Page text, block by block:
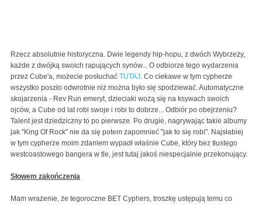
Rzecz absolutnie historyczna. Dwie legendy hip-hopu, z dwóch Wybrzeży,
każde z dwójką swoich rapujących synów... O odbiorze tego wydarzenia
przez Cube'a, możecie posłuchać TUTAJ. Co ciekawe w tym cypherze
wszystko poszło odwrotnie niż można było się spodziewać. Automatyczne
skojarzenia - Rev Run emeryt, dzieciaki wożą się na ksywach swoich
ojców, a Cube od lat robi swoje i robi to dobrze... Odbiór po obejrzeniu?
Talent jest dziedziczny to po pierwsze. Po drugie, nagrywając takie albumy
jak "King Of Rock" nie da się potem zapomnieć "jak to się robi". Najsłabiej
w tym cypherze moim zdaniem wypadł właśnie Cube, który bez tłustego
westcoastowego bangera w tle, jest tutaj jakoś niespecjalnie przekonujący.
Słowem zakończenia
Mam wrażenie, że tegoroczne BET Cyphers, troszkę ustępują temu co